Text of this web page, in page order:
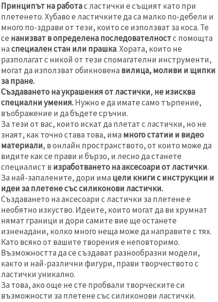
Принципът на работас ластички е същият като при
плетенето. Хубаво е ластичките да са малко по-дебели и
много по-здрави от тези, които се използват за коса. Те
се нанизват в определена последователностс помощта
наспециален стан или прашка. Хората, които не
разполагат с никой от тези спомагателни инструменти,
могат да използват обикновена вилица, моливи и щипки
за пране.
Създаването на украшения от ластички, не изисква
специални умения.Нужно е да имате само търпение,
въображение и да бъдете сръчни.
За тези от вас, които искат да плетат с ластички, но не
знаят, как точно става това, има много статии и видео
материали, в онлайн пространството, от които може да
видите как се прави и бързо, и лесно да станете
специалист в изработването на аксесоари от ластички.
За най-запалените, дори има цели книги с инструкции и
идеи за плетене със силиконови ластички.
Създаването на аксесоари с ластички за плетене е
необятно изкуство. Идеите, които могат да ви хрумнат
нямат граници и дори самите вие ще останете
изненадани, колко много неща може да направите с тях.
Като всяко от вашите творения е неповторимо.
Възможността да се създават разнообразни модели,
както и най-различни фигури, прави творчеството с
ластички уникално.
За това, ако още не сте пробвали творческите си
възможности за плетене със силиконови ластички.